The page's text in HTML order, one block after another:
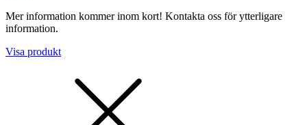
Mer information kommer inom kort! Kontakta oss för ytterligare
information.
Visa produkt